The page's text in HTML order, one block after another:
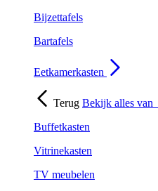
Bijzettafels
Bartafels
Eetkamerkasten
Terug Bekijk alles van
Buffetkasten
Vitrinekasten
TV meubelen